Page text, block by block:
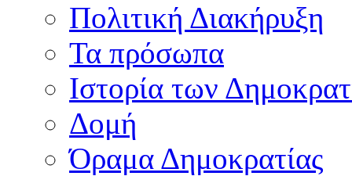
Πολιτική Διακήρυξη
Τα πρόσωπα
Ιστορία των
Δομή
Όραμα Δημοκρατίας